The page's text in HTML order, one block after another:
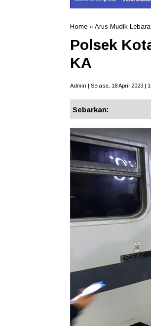
Home » Arus Mudik
Polsek
KA
Admin | Selasa, 18 April 2023 |
Sebarkan: